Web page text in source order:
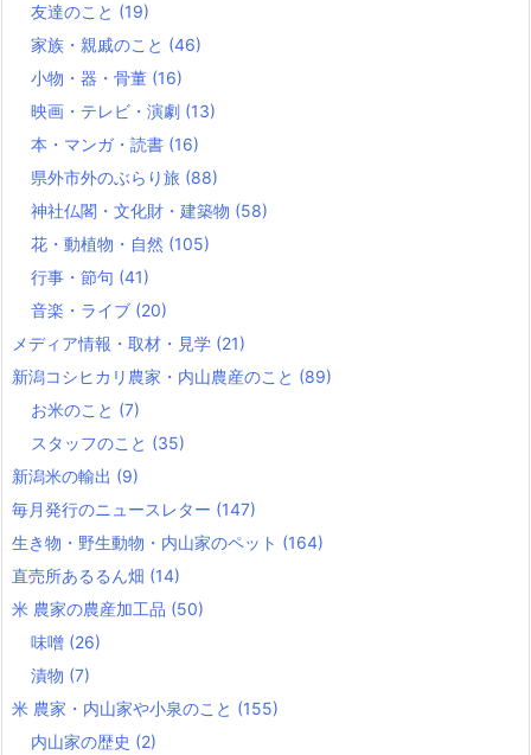
友達のこと (19)
家族・親戚のこと (46)
小物・器・骨董 (16)
映画・テレビ・演劇 (13)
本・マンガ・読書 (16)
県外市外のぶらり旅 (88)
神社仏閣・文化財・建築物 (58)
花・動植物・自然 (105)
行事・節句 (41)
音楽・ライブ (20)
メディア情報・取材・見学 (21)
新潟コシヒカリ農家・内山農産のこと (89)
お米のこと (7)
スタッフのこと (35)
新潟米の輸出 (9)
毎月発行のニュースレター (147)
生き物・野生動物・内山家のペット (164)
直売所あるるん畑 (14)
米 農家の農産加工品 (50)
味噌 (26)
漬物 (7)
米 農家・内山家や小泉のこと (155)
内山家の歴史 (2)